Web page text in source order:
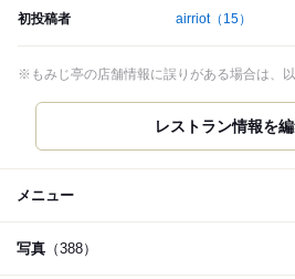
初投稿者 airriot（15）
※もみじ亭の店舗情報に誤りがある場合は、
レストラン情報を
メニュー
写真 （388）